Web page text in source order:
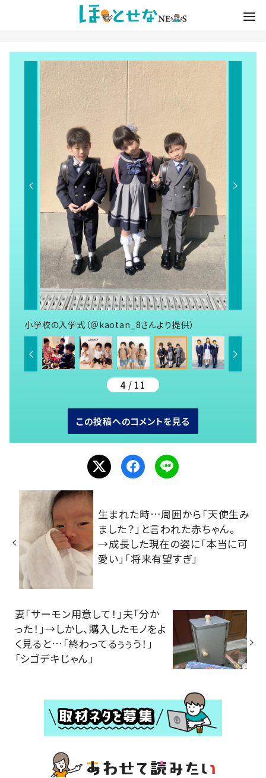
小学校の入学式（＠kaotan_8さんより提供）
4 / 11
この投稿へのコメントを見る
生まれた時…周囲から「天使生み
ました？」と言われた赤ちゃん。
→成長した現在の姿に「本当に可
愛い」「将来有望すぎ」
妻「サーモン用意して！」夫「分か
った！」→しかし、購入したモノをよ
く見ると…「終わってるぅぅう！」
「シゴデキじゃん」